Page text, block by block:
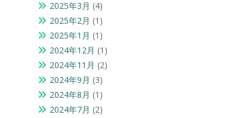
2025年3月 (4)
2025年2月 (1)
2025年1月 (1)
2024年12月 (1)
2024年11月 (2)
2024年9月 (3)
2024年8月 (1)
2024年7月 (2)